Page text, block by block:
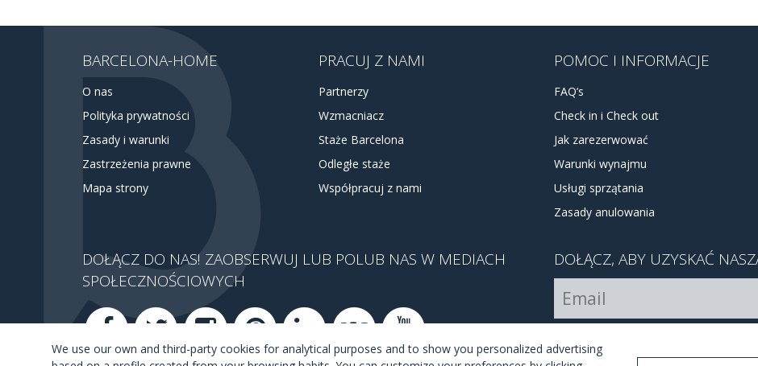
BARCELONA-HOME
O nas
Polityka prywatności
Zasady i warunki
Zastrzeżenia prawne
Mapa strony
PRACUJ Z NAMI
Partnerzy
Wzmacniacz
Staże Barcelona
Odległe staże
Współpracuj z nami
POMOC I INFORMACJE
FAQ’s
Check in i Check out
Jak zarezerwować
Warunki wynajmu
Usługi sprzątania
Zasady anulowania
DOŁĄCZ DO NAS! ZAOBSERWUJ LUB POLUB NAS W MEDIACH
SPOŁECZNOŚCIOWYCH
DOŁĄCZ, ABY UZYSKAĆ
We use our own and third-party cookies for analytical purposes and to show you personalized advertising